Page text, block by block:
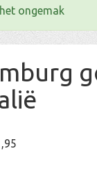
ongemak